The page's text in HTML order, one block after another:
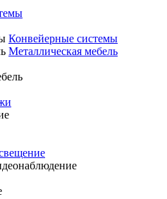
Конвейерные системы
Металлическая мебель